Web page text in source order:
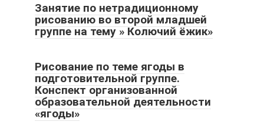
Занятие по нетрадиционному
рисованию во второй младшей
группе на тему » Колючий ёжик»
Рисование по теме ягоды в
подготовительной группе.
Конспект организованной
образовательной деятельности
«ягоды»